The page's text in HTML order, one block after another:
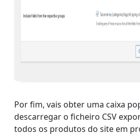
Por fim, vais obter uma caixa
descarregar o ficheiro CSV
todos os produtos do site em